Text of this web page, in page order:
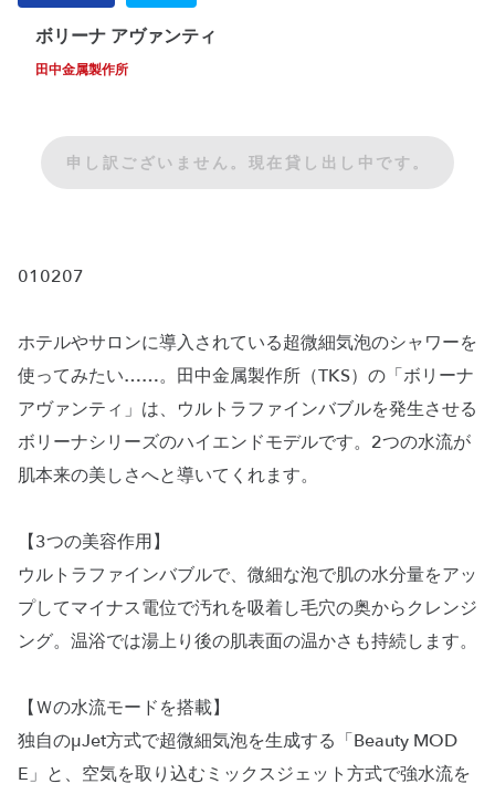
ボリーナ アヴァンティ
田中金属製作所
申し訳ございません。現在貸し出し中です。
010207
ホテルやサロンに導入されている超微細気泡のシャワーを
使ってみたい……。田中金属製作所（TKS）の「ボリーナ
アヴァンティ」は、ウルトラファインバブルを発生させる
ボリーナシリーズのハイエンドモデルです。2つの水流が
肌本来の美しさへと導いてくれます。
【3つの美容作用】
ウルトラファインバブルで、微細な泡で肌の水分量をアッ
プしてマイナス電位で汚れを吸着し毛穴の奥からクレンジ
ング。温浴では湯上り後の肌表面の温かさも持続します。
【Ｗの水流モードを搭載】
独自のμJet方式で超微細気泡を生成する「Beauty MOD
E」と、空気を取り込むミックスジェット方式で強水流を